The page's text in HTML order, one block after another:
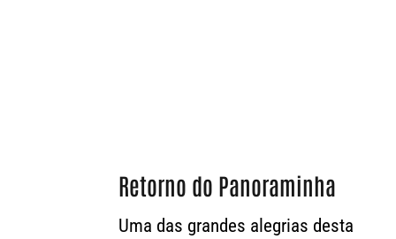
Retorno do Panoraminha
Uma das grandes alegrias desta